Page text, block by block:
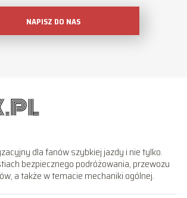
NAPISZ DO NAS
dla fanów szybkiej jazdy i nie tylko.
bezpiecznego podróżowania, przewozu
a także w temacie mechaniki ogólnej.